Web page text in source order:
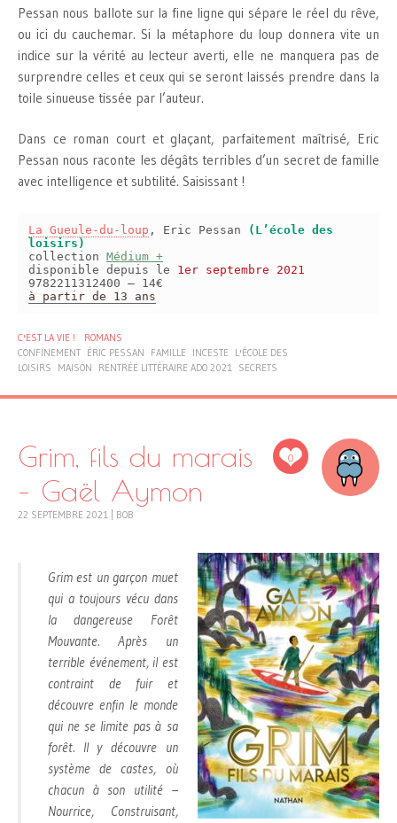
Pessan nous ballote sur la fine ligne qui sépare le réel du rêve,
ou ici du cauchemar. Si la métaphore du loup donnera vite un
indice sur la vérité au lecteur averti, elle ne manquera pas de
surprendre celles et ceux qui se seront laissés prendre dans la
toile sinueuse tissée par l’auteur.
Dans ce roman court et glaçant, parfaitement maîtrisé, Eric
Pessan nous raconte les dégâts terribles d’un secret de famille
avec intelligence et subtilité. Saisissant !
La Gueule-du-loup , Eric Pessan
(L’école des
loisirs)
collection Médium +
disponible depuis le 1er septembre 2021
9782211312400 – 14€
à partir de 13 ans
C'EST LA VIE !
ROMANS
CONFINEMENT ÉRIC PESSAN FAMILLE INCESTE
L'ÉCOLE DES
LOISIRS
MAISON RENTRÉE LITTÉRAIRE ADO 2021 SECRETS
0
Grim, fils du marais
– Gaël Aymon
22 SEPTEMBRE 2021 BOB
Grim est un garçon muet
qui a toujours vécu dans
la dangereuse Forêt
Mouvante. Après un
terrible événement, il est
contraint de fuir et
découvre enfin le monde
qui ne se limite pas à sa
forêt. Il y découvre un
système de castes, où
chacun à son utilité –
Nourrice, Construisant,